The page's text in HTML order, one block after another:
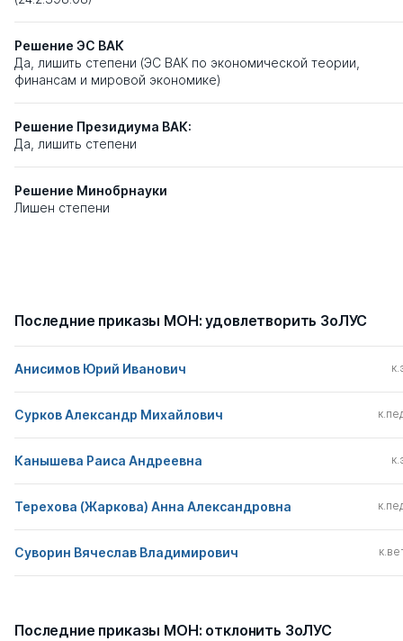
Решение ЭС ВАК
Да, лишить степени (ЭС ВАК по экономической теории,
финансам и мировой экономике)
Решение Президиума ВАК:
Да, лишить степени
Решение Минобрнауки
Лишен степени
Последние приказы МОН: удовлетворить ЗоЛУС
Анисимов Юрий Иванович
Сурков Александр Михайлович
Канышева Раиса Андреевна
Терехова (Жаркова) Анна Александровна
Суворин Вячеслав Владимирович
Последние приказы МОН: отклонить ЗоЛУС